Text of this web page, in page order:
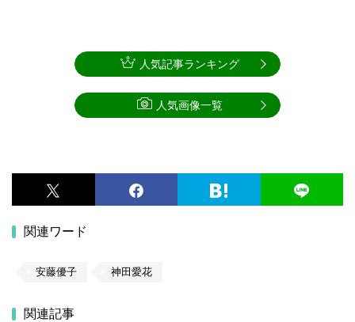
関連ワード
安藤優子 神田愛花
関連記事
人気記事ランキング
人気画像一覧